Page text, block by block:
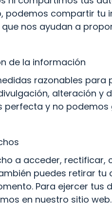
podemos compartir tu
nos ayudan a
de la información
razonables para
alteración y
perfecta y no
a acceder,
puedes retirar
Para ejercer
en nuestro sitio web.